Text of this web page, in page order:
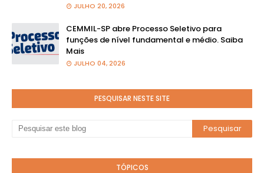
JULHO 20, 2026
CEMMIL-SP abre Processo Seletivo para
funções de nível fundamental e médio. Saiba
Mais
JULHO 04, 2026
PESQUISAR NESTE SITE
TÓPICOS